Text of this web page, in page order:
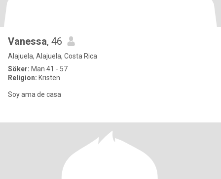
Vanessa, 46
Alajuela, Alajuela, Costa Rica
Söker: Man 41 - 57
Religion: Kristen
Soy ama de casa